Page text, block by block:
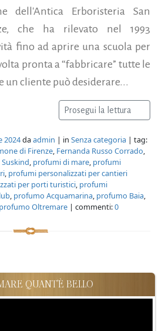
dell'Antica Erboristeria San
che ha rilevato nel 1993
fino ad aprire una scuola per
pronta a “fabbricare” tutte le
un cliente può desiderare...
Prosegui la lettura
2024daadmin | in Senza categoria | tag:
di Firenze, Fernanda Russo Corrado,
, profumi di mare, profumi
, profumi personalizzati per cantieri
per porti turistici, profumi
, profumo Acquamarina, profumo Baia,
profumo Oltremare | commenti:0
QUANT'È BELLO